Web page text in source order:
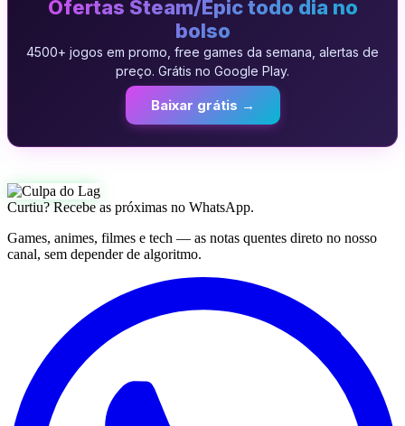
Ofertas Steam/Epic todo dia no
bolso
4500+ jogos em promo, free games da semana, alertas de
preço. Grátis no Google Play.
Baixar grátis →
Curtiu? Recebe as próximas no WhatsApp.
Games, animes, filmes e tech — as notas quentes direto no nosso
canal, sem depender de algoritmo.